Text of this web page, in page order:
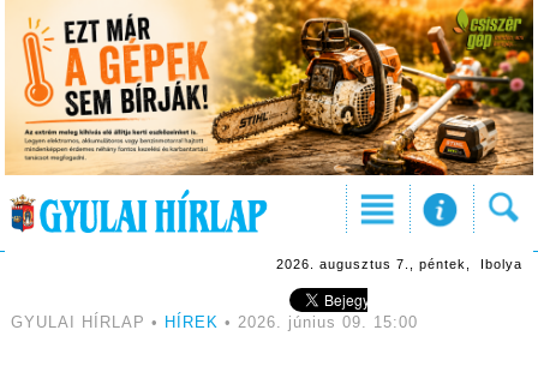
2026. augusztus 7., péntek, Ibolya
GYULAI HÍRLAP • HÍREK • 2026. június 09. 15:00